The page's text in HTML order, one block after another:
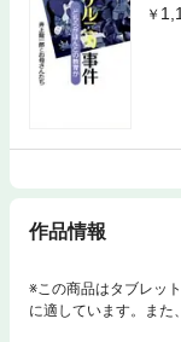
作品情報
※この商品はタブレッ
に適しています。また
ト、検索、辞書の参